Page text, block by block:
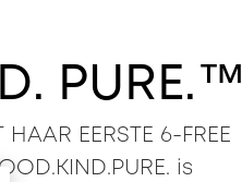
PURE.™
EERSTE 6-FREE
is